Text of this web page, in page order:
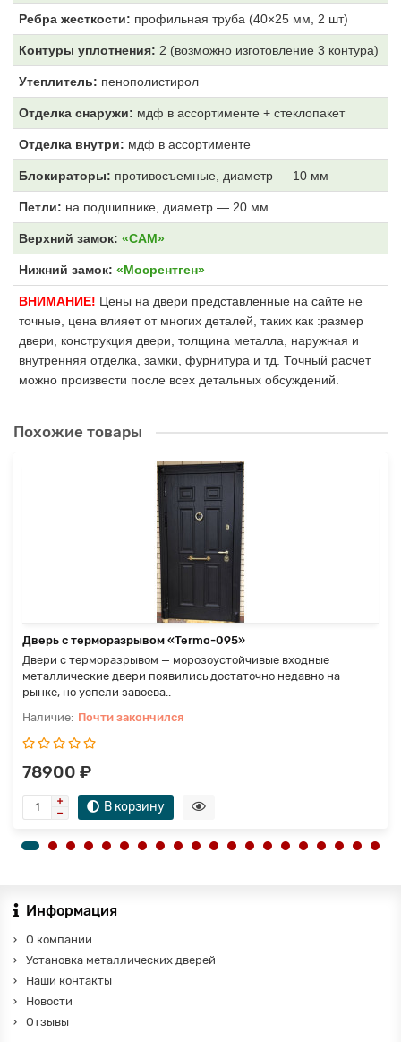
Ребра жесткости: профильная труба (40×25 мм, 2 шт)
Контуры уплотнения: 2 (возможно изготовление 3 контура)
Утеплитель: пенополистирол
Отделка снаружи: мдф в ассортименте + стеклопакет
Отделка внутри: мдф в ассортименте
Блокираторы: противосъемные, диаметр — 10 мм
Петли: на подшипнике, диаметр — 20 мм
Верхний замок: «САМ»
Нижний замок: «Мосрентген»
ВНИМАНИЕ! Цены на двери представленные на сайте не
точные, цена влияет от многих деталей, таких как :размер
двери, конструкция двери, толщина металла, наружная и
внутренняя отделка, замки, фурнитура и тд. Точный расчет
можно произвести после всех детальных обсуждений.
Похожие товары
Дверь с терморазрывом «Termo-095»
Двери с терморазрывом — морозоустойчивые входные
металлические двери появились достаточно недавно на
рынке, но успели завоева..
Почти закончился
78900 ₽
В корзину
Информация
О компании
Установка металлических дверей
Наши контакты
Новости
Отзывы